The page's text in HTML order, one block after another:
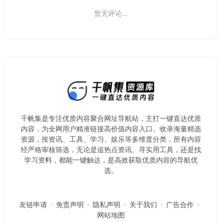
暂无评论...
千帆集是专注优质内容聚合网址导航站，主打一键直达优质
内容，为全网用户精准链接高价值内容入口。​收录海量精选
资源，按资讯、工具、学习、娱乐等多维度分类，所有内容
经严格审核筛选，无论是追热点资讯、寻实用工具，还是找
学习资料，都能一键触达，是高效获取优质内容的导航优
选。
友链申请 免责声明 隐私声明 关于我们
广告合作
网站地图